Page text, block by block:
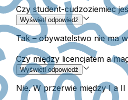
Czy student-cudzoziemiec
Wyświetl odpowiedź
Tak – obywatelstwo nie ma
Czy między licencjatem a
Wyświetl odpowiedź
Nie. W przerwie między I a